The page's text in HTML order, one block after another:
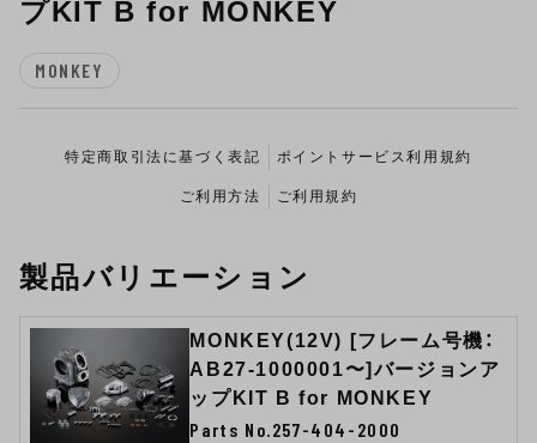
プKIT B for MONKEY
MONKEY
特定商取引法に基づく表記 ポイントサービス利用規約
ご利用方法 ご利用規約
製品バリエーション
MONKEY(12V) [フレーム号機：
AB27-1000001〜]バージョンア
ップKIT B for MONKEY
Parts No.257-404-2000